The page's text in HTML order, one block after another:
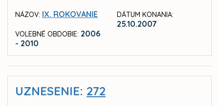
NÁZOV: IX. ROKOVANIE
VOLEBNÉ OBDOBIE: 2006
- 2010
DÁTUM KONANIA:
25.10.2007
UZNESENIE: 272